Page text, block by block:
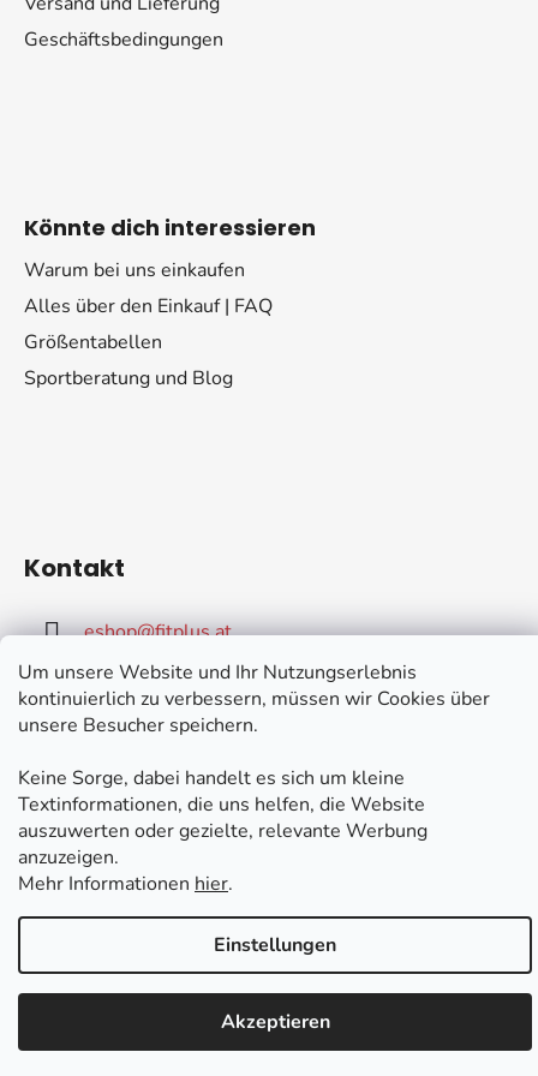
Um unsere Website und Ihr Nutzungserlebnis
kontinuierlich zu verbessern, müssen wir Cookies über
unsere Besucher speichern.
Keine Sorge, dabei handelt es sich um kleine
Textinformationen, die uns helfen, die Website
auszuwerten oder gezielte, relevante Werbung
anzuzeigen.
Mehr Informationen hier.
Einstellungen
Akzeptieren
Geschäftsbedingungen
Könnte dich interessieren
Warum bei uns einkaufen
Alles über den Einkauf | FAQ
Größentabellen
Sportberatung und Blog
Kontakt
eshop@fitplus.at
Erstellt von Shoptet Premium
Copyright 2026FIT PLUS. Alle Rechte vorbehalten.